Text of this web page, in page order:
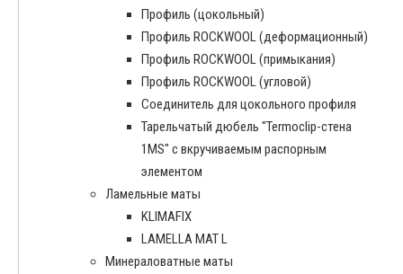
Профиль (цокольный)
Профиль ROCKWOOL (деформационный)
Профиль ROCKWOOL (примыкания)
Профиль ROCKWOOL (угловой)
Соединитель для цокольного профиля
Тарельчатый дюбель "Termoclip-стена
1MS" с вкручиваемым распорным
элементом
Ламельные маты
KLIMAFIX
LAMELLA MAT L
Минераловатные маты